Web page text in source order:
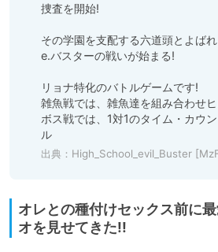
捜査を開始!
その学園を支配する六道頭とよば
e.バスターの戦いが始まる!
リョナ特化のバトルゲームです!
雑魚戦では、雑魚達を組み合わせ
ボス戦では、1対1のタイム・カウ
ル
出典： High_School_evil_Buster
オレとの種付けセックス前に
オを見せてきた!!